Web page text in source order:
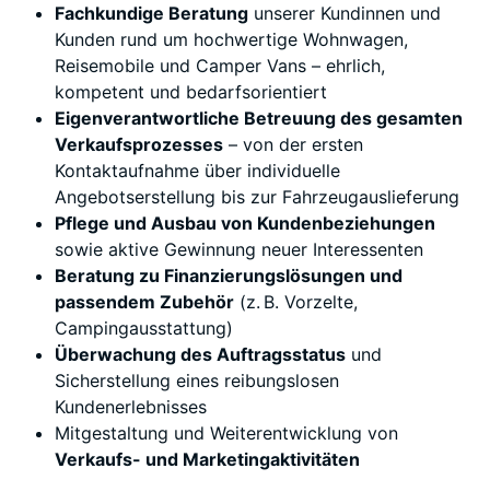
Fachkundige Beratung unserer Kundinnen und
Kunden rund um hochwertige Wohnwagen,
Reisemobile und Camper Vans – ehrlich,
kompetent und bedarfsorientiert
Eigenverantwortliche Betreuung des gesamten
Verkaufsprozesses – von der ersten
Kontaktaufnahme über individuelle
Angebotserstellung bis zur Fahrzeugauslieferung
Pflege und Ausbau von Kundenbeziehungen
sowie aktive Gewinnung neuer Interessenten
Beratung zu Finanzierungslösungen und
passendem Zubehör (z. B. Vorzelte,
Campingausstattung)
Überwachung des Auftragsstatus und
Sicherstellung eines reibungslosen
Kundenerlebnisses
Mitgestaltung und Weiterentwicklung von
Verkaufs- und Marketingaktivitäten